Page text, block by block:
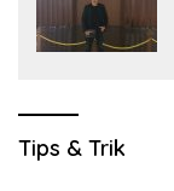
Tips & Trik